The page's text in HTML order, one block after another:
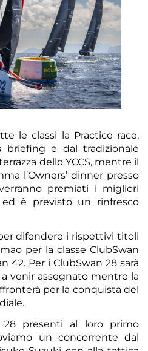
le classi la Practice race,
briefing e dal tradizionale
dello YCCS, mentre il
l’Owners’ dinner presso
premiati i migliori
è previsto un rinfresco
difendere i rispettivi titoli
per la classe ClubSwan
42. Per i ClubSwan 28 sarà
venir assegnato mentre la
per la conquista del
28 presenti al loro primo
un concorrente dal